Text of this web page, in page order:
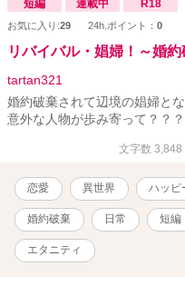
短編 連載中 R18
お気に入り:29 24h.ポイント： 0
リバイバル・娼婦！～婚
tartan321
婚約破棄されて辺境の娼婦と
意外な人物が歩み寄って？？？
文字数 3,848
恋愛 異世界 ハッピ
婚約破棄 日常 短編
エタニティ